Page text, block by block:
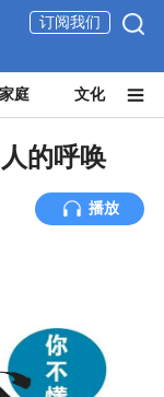
订阅我们
家庭 文化
的呼唤
播放